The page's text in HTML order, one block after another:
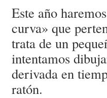
Este año
curva» que
trata de un
intentamos
derivada en
ratón.